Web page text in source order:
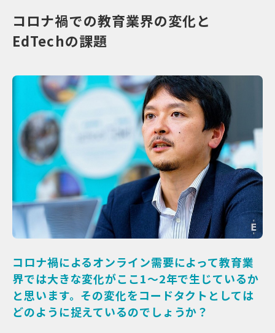
コロナ禍での教育業界の変化と
EdTechの課題
コロナ禍によるオンライン需要によって教育業
界では大きな変化がここ1〜2年で生じているか
と思います。その変化をコードタクトとしては
どのように捉えているのでしょうか？